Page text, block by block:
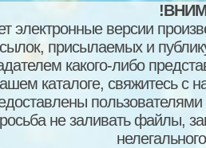
электронные версии
присылаемых и
какого-либо
каталоге, свяжитесь
пользователями
не заливать файлы,